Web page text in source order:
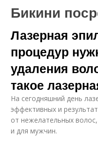
Бикини
Лазерная
процедур
удаления
такое
На сегодняшний день
эффективных и
от нежелательных
и для мужчин.